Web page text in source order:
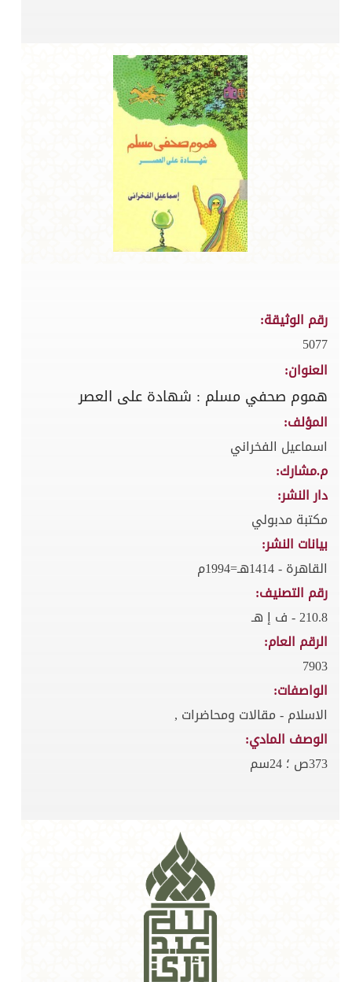
رقم الوثيقة:
5077
العنوان:
هموم صحفي مسلم : شهادة على العصر
المؤلف:
اسماعيل الفخراني
م.مشارك:
دار النشر:
مكتبة مدبولي
بيانات النشر:
القاهرة - 1414هـ=1994م
رقم التصنيف:
210.8 - ف إ هـ
الرقم العام:
7903
الواصفات:
الاسلام - مقالات ومحاضرات ,
الوصف المادي:
373ص ؛ 24سم